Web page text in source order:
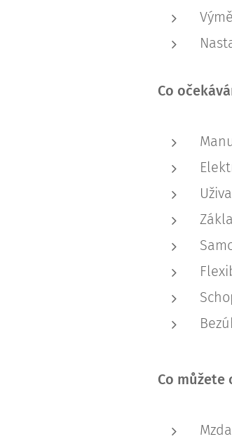
Co
Co můžete